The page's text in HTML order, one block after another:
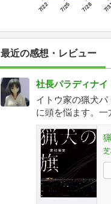
7/22 7/25 7/28 7/
最近の感想・レビュー
社長パラディナイ
イトウ家の猟犬
に頭を悩ます。一